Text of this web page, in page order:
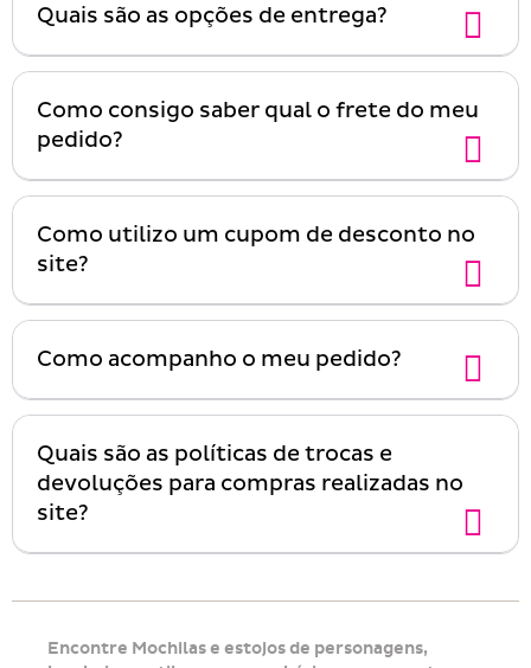
Quais são as opções de entrega?
Como consigo saber qual o frete do meu
pedido?
Como utilizo um cupom de desconto no
site?
Como acompanho o meu pedido?
Quais são as políticas de trocas e
devoluções para compras realizadas no
site?
Encontre Mochilas e estojos de personagens,